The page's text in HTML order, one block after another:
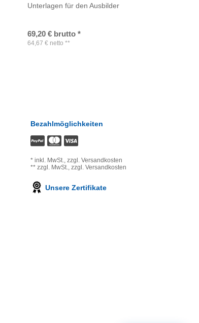
Unterlagen für den Ausbilder
69,20 € brutto *
64,67 € netto **
Bezahlmöglichkeiten
* inkl. MwSt., zzgl. Versandkosten
** zzgl. MwSt., zzgl. Versandkosten
Unsere Zertifikate